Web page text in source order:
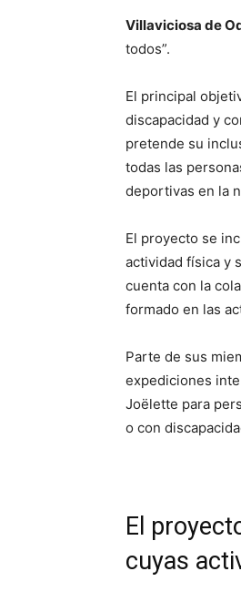
Villaviciosa de
todos”.
El principal
discapacidad y
pretende su
todas las
deportivas en la
El proyecto se
actividad física y
cuenta con la
formado en las
Parte de sus
expediciones
Joëlette para
o con
El
cuyas